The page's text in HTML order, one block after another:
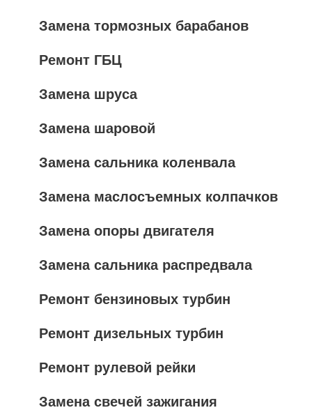
Замена тормозных барабанов
Ремонт ГБЦ
Замена шруса
Замена шаровой
Замена сальника коленвала
Замена маслосъемных колпачков
Замена опоры двигателя
Замена сальника распредвала
Ремонт бензиновых турбин
Ремонт дизельных турбин
Ремонт рулевой рейки
Замена свечей зажигания